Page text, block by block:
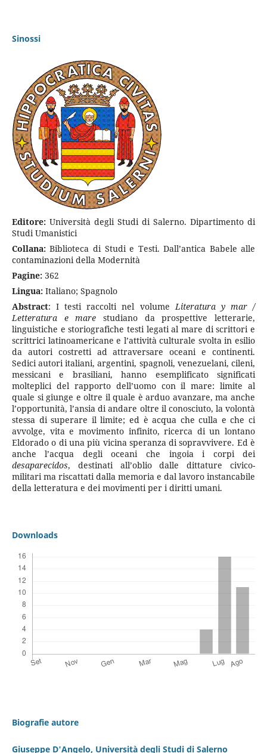
Sinossi
Editore:Università degli Studi di Salerno. Dipartimento di
Studi Umanistici
Collana:Biblioteca di Studi e Testi. Dall’antica Babele alle
contaminazioni della Modernità
Pagine: 362
Lingua:Italiano; Spagnolo
Abstract: I testi raccolti nel volume Literatura y mar /
Letteratura e mare studiano da prospettive letterarie,
linguistiche e storiografiche testi legati al mare di scrittori e
scrittrici latinoame­ricane e l’attività culturale svolta in esilio
da autori costretti ad at­traversare oceani e continenti.
Sedici autori italiani, argentini, spagnoli, venezuelani, cileni,
messicani e brasiliani, hanno esemplificato significati
molteplici del rapporto dell’uomo con il mare: limite al
quale si giunge e oltre il quale è arduo avanzare, ma an­che
l’opportunità, l’ansia di andare oltre il conosciuto, la volontà
stessa di superare il limite; ed è acqua che culla e che ci
avvolge, vita e movimento infinito, ricerca di un lontano
Eldorado o di una più vicina speranza di sopravvivere. Ed è
anche l’acqua degli oceani che ingoia i corpi dei
desaparecidos, destinati all’oblio dalle dit­tature civico-
militari ma riscattati dalla memoria e dal lavoro in­stancabile
della letteratura e dei movimenti per i diritti umani.
Downloads
Biografie autore
Giuseppe D'Angelo, Università degli Studi di Salerno